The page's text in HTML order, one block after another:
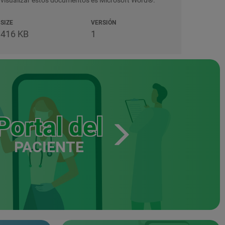
SIZE
416 KB
VERSIÓN
1
del
PACIENTE